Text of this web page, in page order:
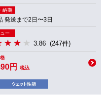
納期
発送まで2日〜3日
ー
3.86 (247件)
円 税込